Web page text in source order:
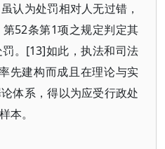
认为处罚相对人无过错，
52条第1项之规定判定其
。[13]如此，执法和司法
先建构而成且在理论与实
体系，得以为应受行政处
本。